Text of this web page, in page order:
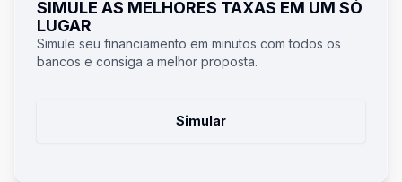
SIMULE AS MELHORES TAXAS EM UM SÓ
LUGAR
Simule seu financiamento em minutos com todos os
bancos e consiga a melhor proposta.
Simular